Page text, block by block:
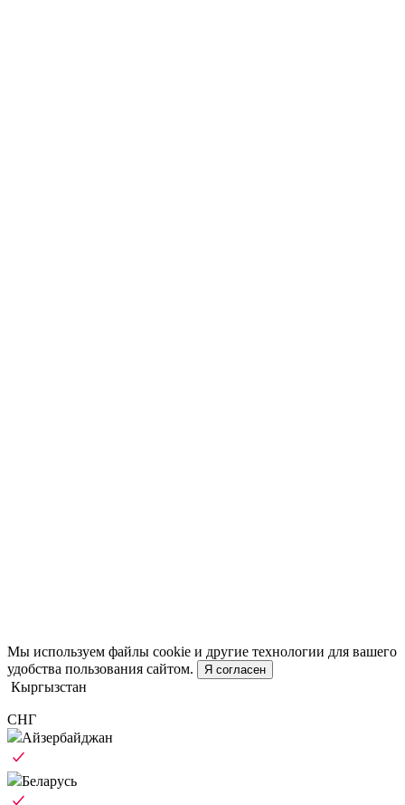
Мы используем файлы cookie и другие технологии для вашего
удобства пользования сайтом.
Я согласен
Кыргызстан
СНГ
Айзербайджан
Беларусь